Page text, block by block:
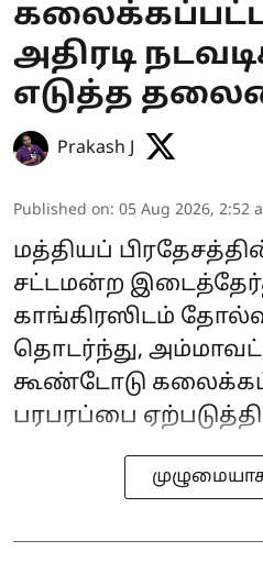
அதிரடி
எடுத்த
Prakash J
Published on: 05 Aug 2026, 2:52
மத்தியப்
சட்டமன்ற
காங்கிரஸிடம்
தொடர்ந்து,
கூண்டோடு
பரபரப்பை